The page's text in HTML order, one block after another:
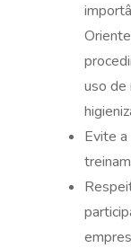
uso de
Evite a